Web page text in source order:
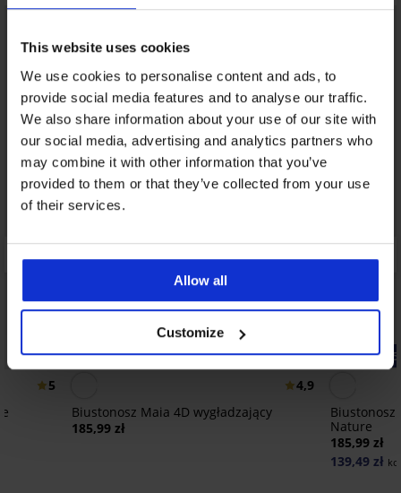
This website uses cookies
We use cookies to personalise content and ads, to
provide social media features and to analyse our traffic.
We also share information about your use of our site with
our social media, advertising and analytics partners who
may combine it with other information that you’ve
provided to them or that they’ve collected from your use
of their services.
Allow all
Customize
5
Bestseller
4,9
Biustonosz Maia 4D wygładzający
185,99 zł
-25% ALL25
Biustonosz
Nature
185,99 zł
139,49 zł